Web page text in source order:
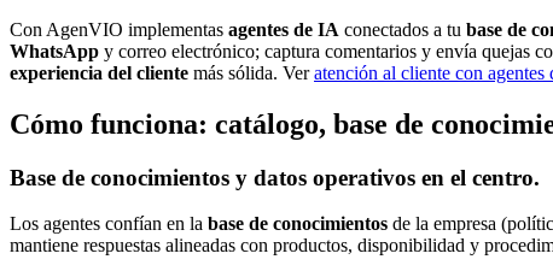
Con AgenVIO implementas agentes de IA conectados a tu base de
WhatsApp y correo electrónico; captura comentarios y envía quejas
experiencia del cliente más sólida. Veratención al cliente con agentes
Cómo funciona: catálogo, base de
Base de conocimientos y datos operativos en el centro.
Los agentes confían en la base de conocimientos de la empresa
mantiene respuestas alineadas con productos, disponibilidad y